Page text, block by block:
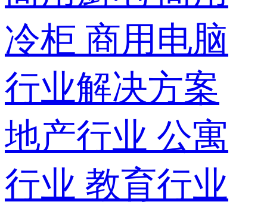
冷柜 商用电脑
行业解决方案
地产行业 公寓
行业 教育行业